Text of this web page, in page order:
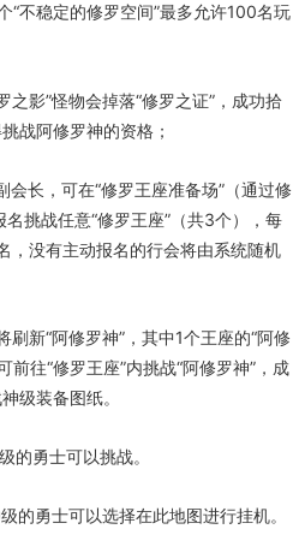
“不稳定的修罗空间”最多允许100名玩
之影”怪物会掉落“修罗之证”，成功拾
战阿修罗神的资格；
长，可在“修罗王座准备场”（通过修
挑战任意“修罗王座”（共3个），每
，没有主动报名的行会将由系统随机
新“阿修罗神”，其中1个王座的“阿修
前往“修罗王座”内挑战“阿修罗神”，成
级装备图纸。
的勇士可以挑战。
的勇士可以选择在此地图进行挂机。